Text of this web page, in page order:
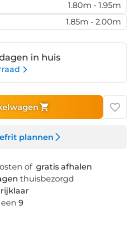
1.80m - 1.95m
1.85m - 2.00m
in huis
plannen
of gratis afhalen
thuisbezorgd
rijklaar
9